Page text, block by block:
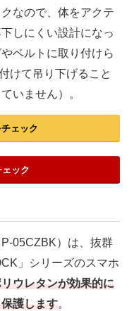
なので、体をアクテ
しにくい設計になっ
ベルトに取り付けら
けて吊り下げること
いません）。
ェック
ック
05CZBK）は、抜群
」シリーズのスマホ
ウレタンが効果的に
護します。